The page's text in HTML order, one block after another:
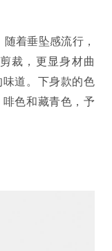
着垂坠感流行，
裁，更显身材曲
道。下身款的色
色和藏青色，予